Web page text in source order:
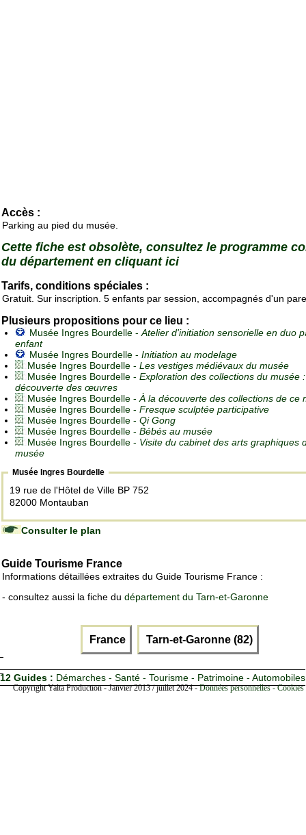
Accès :
Parking au pied du musée.
Cette fiche est obsolète, consultez le programme
du département en cliquant ici
Tarifs, conditions spéciales :
Gratuit. Sur inscription. 5 enfants par session, accompagnés d'un
Plusieurs propositions pour ce lieu :
Musée Ingres Bourdelle -Atelier d'initiation sensorielle en duo
enfant
Musée Ingres Bourdelle - Initiation au modelage
Musée Ingres Bourdelle - Les vestiges médiévaux du musée
Musée Ingres Bourdelle - Exploration des collections du musée
découverte des œuvres
Musée Ingres Bourdelle -À la découverte des collections de ce
Musée Ingres Bourdelle - Fresque sculptée participative
Musée Ingres Bourdelle - Qi Gong
Musée Ingres Bourdelle - Bébés au musée
Musée Ingres Bourdelle - Visite du cabinet des arts graphiques
musée
Musée Ingres Bourdelle
19 rue de l'Hôtel de Ville BP 752
82000 Montauban
Consulter le plan
Guide Tourisme France
Informations détaillées extraites du Guide Tourisme France :
- consultez aussi la fiche du département du Tarn-et-Garonne
France Tarn-et-Garonne (82)
12 Guides : Démarches - Santé - Tourisme - Patrimoine - Automobiles
Copyright Yalta Production - Janvier 2013 / juillet 2024 -Données personnelles -